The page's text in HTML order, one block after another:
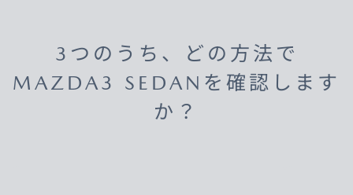
3つのうち、どの方法で
MAZDA3 SEDANを確認します
か？